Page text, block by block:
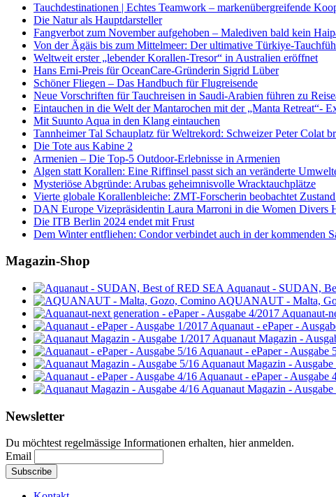
Tauchdestinationen | Echtes Teamwork – markenübergreifende
Die Natur als Hauptdarsteller
Fangverbot zum November aufgehoben – Malediven bald kein
Von der Ägäis bis zum Mittelmeer: Der ultimative Türkiye-
Weltweit erster „lebender Korallen-Tresor“ in Australien eröffnet
Hans Erni-Preis für OceanCare-Gründerin Sigrid Lüber
Schöner Fliegen – Das Handbuch für Flugreisende
Neue Vorschriften für Tauchreisen in Saudi-Arabien führen zu
Eintauchen in die Welt der Mantarochen mit der „Manta Retreat“-
Mit Suunto Aqua in den Klang eintauchen
Tannheimer Tal Schauplatz für Weltrekord: Schweizer Peter Colat
Die Tote aus Kabine 2
Armenien – Die Top-5 Outdoor-Erlebnisse in Armenien
Algen statt Korallen: Eine Riffinsel passt sich an veränderte
Mysteriöse Abgründe: Arubas geheimnisvolle Wracktauchplätze
Vierte globale Korallenbleiche: ZMT-Forscherin beobachtet
DAN Europe Vizepräsidentin Laura Marroni in die Women Divers
Die ITB Berlin 2024 endet mit Frust
Dem Winter entfliehen: Condor verbindet auch in der kommenden
Magazin-Shop
Aquanaut - SUDAN,
AQUANAUT - Malta,
Aquanaut-
Aquanaut - ePaper -
Aquanaut Magazin -
Aquanaut - ePaper - Ausgabe
Aquanaut Magazin - Ausgabe
Aquanaut - ePaper - Ausgabe
Aquanaut Magazin - Ausgabe
Newsletter
Du möchtest regelmässige Informationen erhalten, hier anmelden.
Email